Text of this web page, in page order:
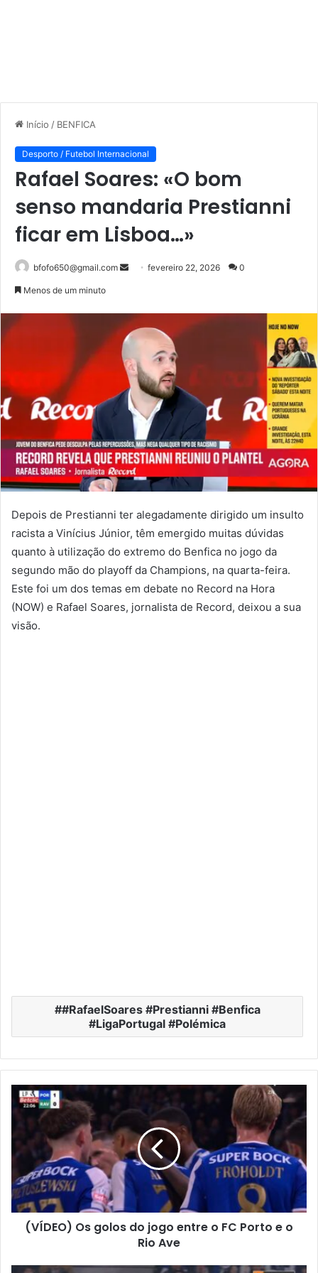
Início / BENFICA
Desporto / Futebol Internacional
Rafael Soares: «O bom
senso mandaria Prestianni
ficar em Lisboa…»
bfofo650@gmail.com
Mande
mail
fevereiro 22, 2026 0
Menos de um minuto
Depois de Prestianni ter alegadamente dirigido um insulto
racista a Vinícius Júnior, têm emergido muitas dúvidas
quanto à utilização do extremo do Benfica no jogo da
segundo mão do playoff da Champions, na quarta-feira.
Este foi um dos temas em debate no Record na Hora
(NOW) e Rafael Soares, jornalista de Record, deixou a sua
visão.
#RafaelSoares #Prestianni #Benfica
#LigaPortugal #Polémica
(VÍDEO) Os golos do jogo entre o FC Porto e o
Rio Ave